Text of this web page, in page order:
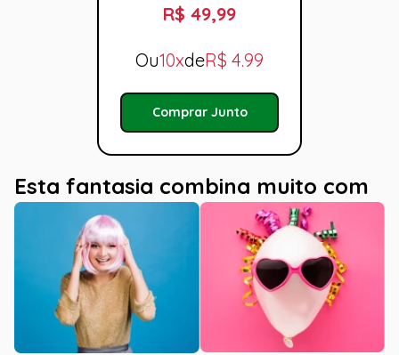
R$ 49,99
Ou10xdeR$ 4.99
Comprar Junto
Esta fantasia combina muito com